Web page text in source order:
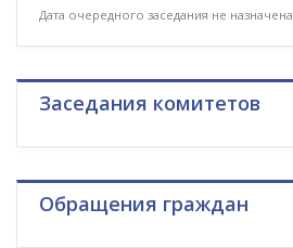
Дата очередного заседания не назначена
Заседания комитетов
Обращения граждан